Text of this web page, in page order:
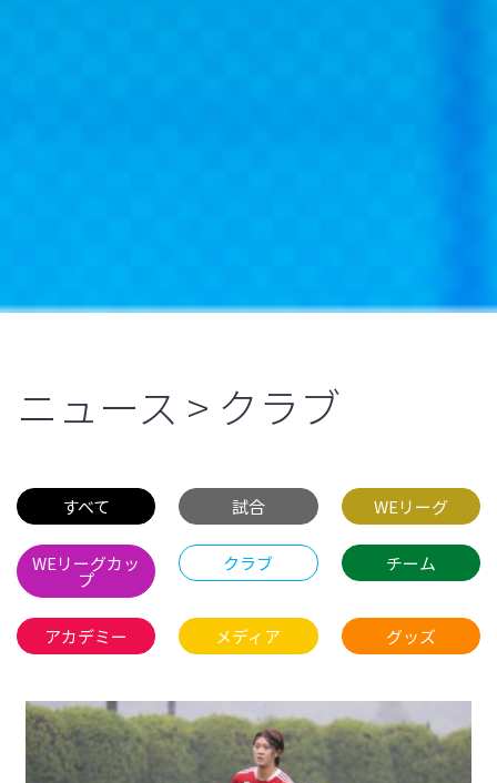
ニュース > クラブ
すべて 試合 WEリーグ
WEリーグカッ
プ
クラブ チーム
アカデミー メディア グッズ